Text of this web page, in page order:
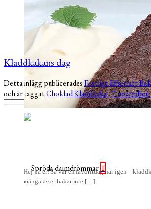
Hej på er! Så var en favoritdag här igen –
många av er bakar inte […]
Kladdkakans dag
Detta inlägg publiceradesFestligtEfterrätt
och är taggatChokladKladdkaka.7
1